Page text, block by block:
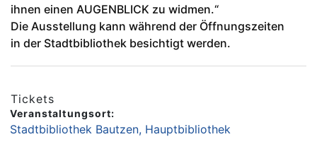
ihnen einen AUGENBLICK zu widmen.“
Die Ausstellung kann während der Öffnungszeiten
in der Stadtbibliothek besichtigt werden.
Tickets
Veranstaltungsort:
Stadtbibliothek Bautzen, Hauptbibliothek